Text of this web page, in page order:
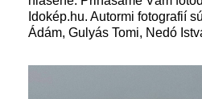
Idokép.hu. Autormi fotografií
Ádám, Gulyás Tomi, Nedó